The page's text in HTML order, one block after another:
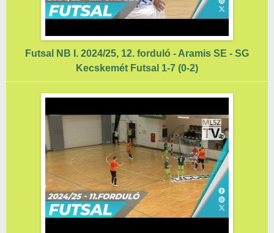
Futsal NB I. 2024/25, 12. forduló - Aramis SE - SG
Kecskemét Futsal 1-7 (0-2)